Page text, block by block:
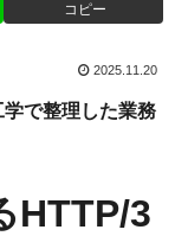
コピー
2025.11.20
で整理した業務
HTTP/3